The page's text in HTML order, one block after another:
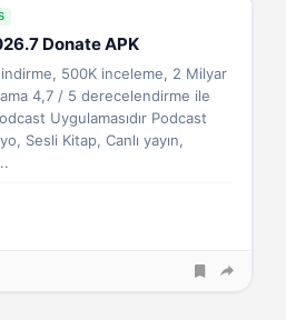
Donate APK
500K inceleme, 2 Milyar
4,7 / 5 derecelendirme ile
Uygulamasıdır Podcast
Sesli Kitap, Canlı yayın,